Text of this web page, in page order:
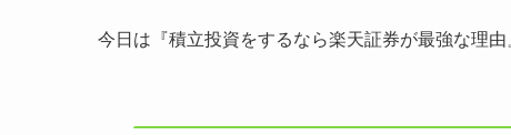
今日は『積立投資をするなら楽天証券が最強な理由